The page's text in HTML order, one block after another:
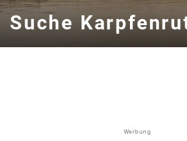
Suche
Werbung